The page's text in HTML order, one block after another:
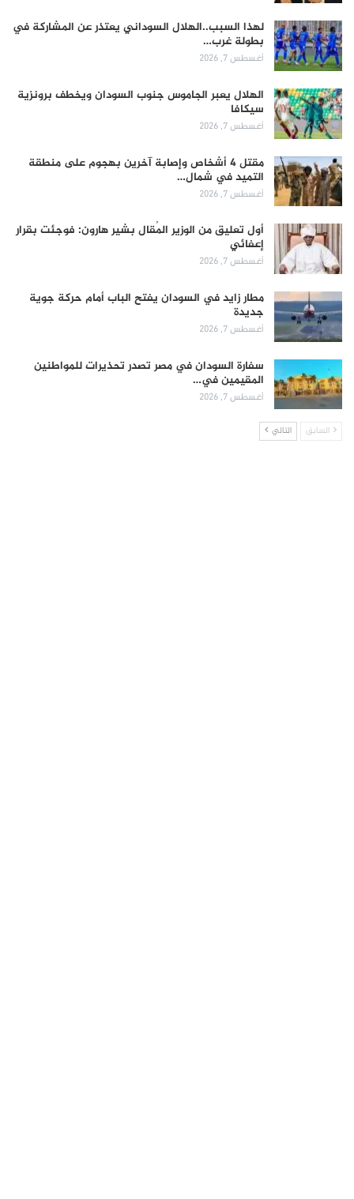
لهذا السبب..الهلال السوداني يعتذر عن المشاركة في
بطولة غرب…
أغسطس 7, 2026
الهلال يعبر الجاموس جنوب السودان ويخطف برونزية
سيكافا
أغسطس 7, 2026
مقتل 4 أشخاص وإصابة آخرين بهجوم على منطقة
التميد في شمال…
أغسطس 7, 2026
أول تعليق من الوزير المُقال بشير هارون: فوجئت بقرار
إعفائي
أغسطس 7, 2026
مطار زايد في السودان يفتح الباب أمام حركة جوية
جديدة
أغسطس 7, 2026
سفارة السودان في مصر تصدر تحذيرات للمواطنين
المقيمين في…
أغسطس 7, 2026
السابق التالي